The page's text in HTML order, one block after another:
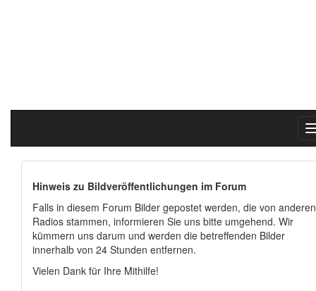
Hinweis zu Bildveröffentlichungen im Forum
Falls in diesem Forum Bilder gepostet werden, die von anderen
Radios stammen, informieren Sie uns bitte umgehend. Wir
kümmern uns darum und werden die betreffenden Bilder
innerhalb von 24 Stunden entfernen.
Vielen Dank für Ihre Mithilfe!